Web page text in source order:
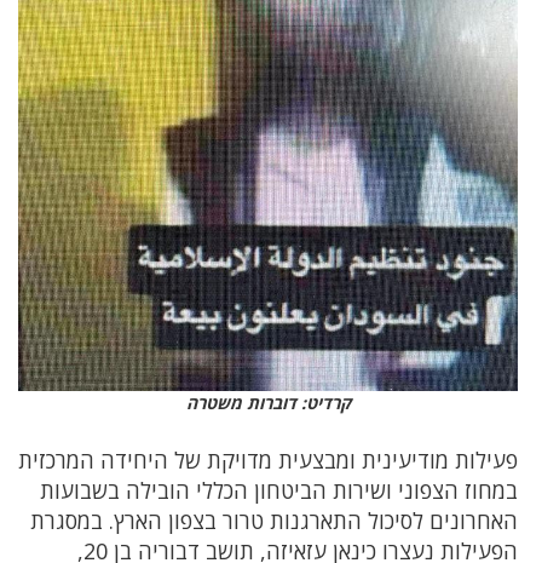
קרדיט: דוברות משטרה
פעילות מודיעינית ומבצעית מדויקת של היחידה המרכזית
במחוז הצפוני ושירות הביטחון הכללי הובילה בשבועות
האחרונים לסיכול התארגנות טרור בצפון הארץ. במסגרת
הפעילות נעצרו כינאן עזאיזה, תושב דבוריה בן 20,